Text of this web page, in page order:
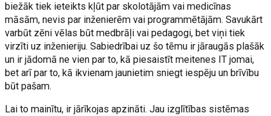
biežāk tiek ieteikts kļūt par skolotājām vai medicīnas
māsām, nevis par inženierēm vai programmētājām. Savukārt
varbūt zēni vēlas būt medbrāļi vai pedagogi, bet viņi tiek
virzīti uz inženieriju. Sabiedrībai uz šo tēmu ir jāraugās plašāk
un ir jādomā ne vien par to, kā piesaistīt meitenes IT jomai,
bet arī par to, kā ikvienam jaunietim sniegt iespēju un brīvību
būt pašam.
Lai to mainītu, ir jārīkojas apzināti. Jau izglītības sistēmas